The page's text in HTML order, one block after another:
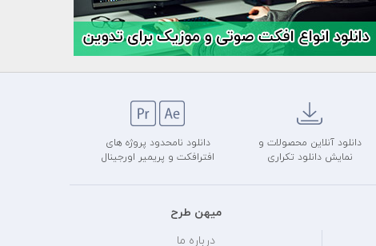
دانلود آنلاین محصولات و
نمایش دانلود تکراری
دانلود نامحدود پروژه های
افترافکت و پریمیر اورجینال
میهن طرح
درباره ما